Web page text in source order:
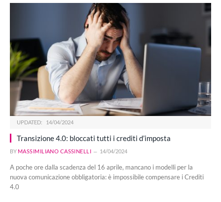
UPDATED: 14/04/2024
Transizione 4.0: bloccati tutti i crediti d’imposta
BY MASSIMILIANO CASSINELLI 14/04/2024
A poche ore dalla scadenza del 16 aprile, mancano i modelli per la
nuova comunicazione obbligatoria: è impossibile compensare i Crediti
4.0